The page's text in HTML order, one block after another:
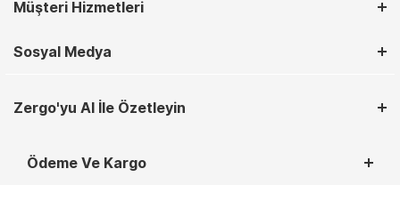
Müşteri Hizmetleri
Sosyal Medya
Zergo'yu AI İle Özetleyin
Ödeme Ve Kargo